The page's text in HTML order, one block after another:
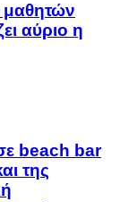
μαθητών
αύριο η
beach bar
της